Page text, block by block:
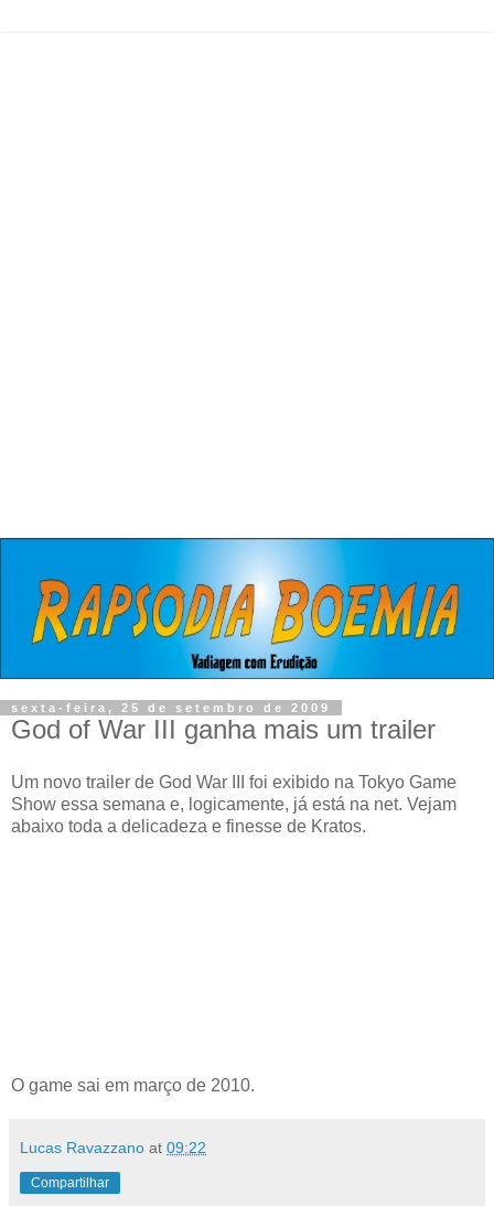
sexta-feira, 25 de setembro de 2009
God of War III ganha mais um trailer
Um novo trailer de God War III foi exibido na Tokyo Game
Show essa semana e, logicamente, já está na net. Vejam
abaixo toda a delicadeza e finesse de Kratos.
O game sai em março de 2010.
Lucas Ravazzano at 09:22
Compartilhar